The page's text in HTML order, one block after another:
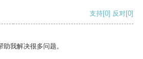
支持[0] 反对[0]
我解决很多问题。